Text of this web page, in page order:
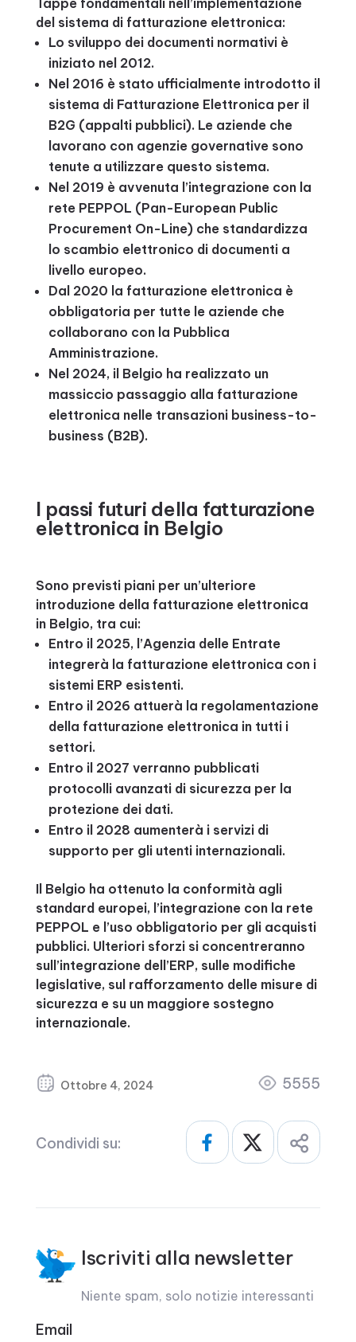
Tappe fondamentali nell’implementazione
del sistema di fatturazione elettronica:
Lo sviluppo dei documenti normativi è
iniziato nel 2012.
Nel 2016 è stato ufficialmente introdotto il
sistema di Fatturazione Elettronica per il
B2G (appalti pubblici). Le aziende che
lavorano con agenzie governative sono
tenute a utilizzare questo sistema.
Nel 2019 è avvenuta l’integrazione con la
rete PEPPOL (Pan-European Public
Procurement On-Line) che standardizza
lo scambio elettronico di documenti a
livello europeo.
Dal 2020 la fatturazione elettronica è
obbligatoria per tutte le aziende che
collaborano con la Pubblica
Amministrazione.
Nel 2024, il Belgio ha realizzato un
massiccio passaggio alla fatturazione
elettronica nelle transazioni business-to-
business (B2B).
I passi futuri della fatturazione
elettronica in Belgio
Sono previsti piani per un’ulteriore
introduzione della fatturazione elettronica
in Belgio, tra cui:
Entro il 2025, l’Agenzia delle Entrate
integrerà la fatturazione elettronica con i
sistemi ERP esistenti.
Entro il 2026 attuerà la regolamentazione
della fatturazione elettronica in tutti i
settori.
Entro il 2027 verranno pubblicati
protocolli avanzati di sicurezza per la
protezione dei dati.
Entro il 2028 aumenterà i servizi di
supporto per gli utenti internazionali.
Il Belgio ha ottenuto la conformità agli
standard europei, l’integrazione con la rete
PEPPOL e l’uso obbligatorio per gli acquisti
pubblici. Ulteriori sforzi si concentreranno
sull’integrazione dell’ERP, sulle modifiche
legislative, sul rafforzamento delle misure di
sicurezza e su un maggiore sostegno
internazionale.
Ottobre 4, 2024 5555
Condividi su:
Iscriviti alla newsletter
Niente spam, solo notizie interessanti
Email